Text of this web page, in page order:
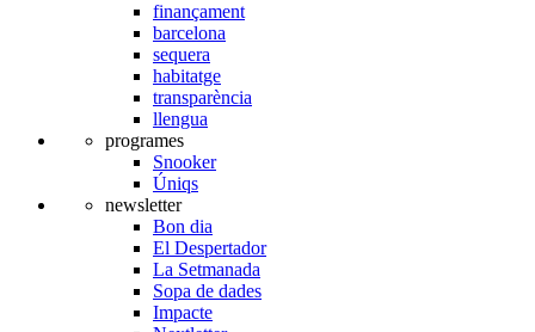
finançament
barcelona
sequera
habitatge
transparència
llengua
programes
Snooker
Úniqs
newsletter
Bon dia
El Despertador
La Setmanada
Sopa de dades
Impacte